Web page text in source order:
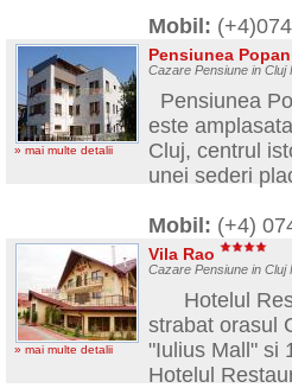
Mobil:
» mai multe detalii
Pensiunea
Cazare Pensiune in Cluj
Pensiunea
este
Cluj, centrul
unei sederi
Mobil: (+4)
» mai multe detalii
Vila Rao
Cazare Pensiune in Cluj
Hotelul
strabat orasul
"Iulius Mall" si
Hotelul